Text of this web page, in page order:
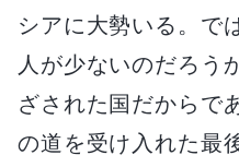
シアに大勢いる。で
人が少ないのだろう
ざされた国だからで
の道を受け入れた最